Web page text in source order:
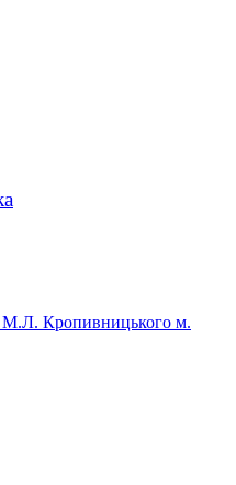
М.Л. Кропивницького м.